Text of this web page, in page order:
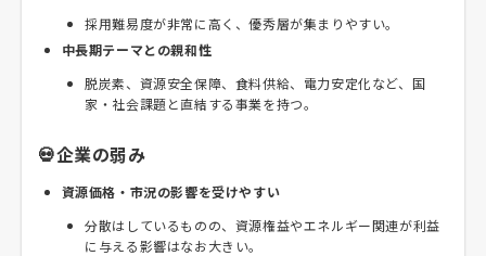
採用難易度が非常に高く、優秀層が集まりやすい。
中長期テーマとの親和性
脱炭素、資源安全保障、食料供給、電力安定化など、国
家・社会課題と直結する事業を持つ。
💀企業の弱み
資源価格・市況の影響を受けやすい
分散はしているものの、資源権益やエネルギー関連が利益
に与える影響はなお大きい。